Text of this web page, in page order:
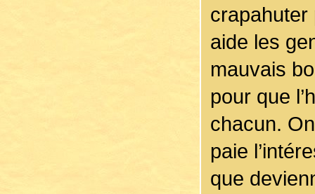
crapahuter
aide les
mauvais
pour que
chacun.
paie
que